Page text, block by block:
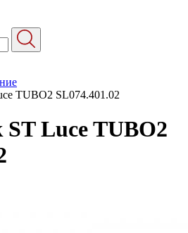
TUBO2 SL074.401.02
Luce TUBO2